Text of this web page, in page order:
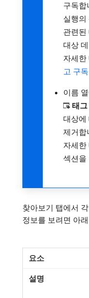
구독합
실행의
관련된
대상
자세한
고 구독
이름
태
대상에
제거합
자세한
섹션을
찾아보기 탭에서
정보를 보려면 아